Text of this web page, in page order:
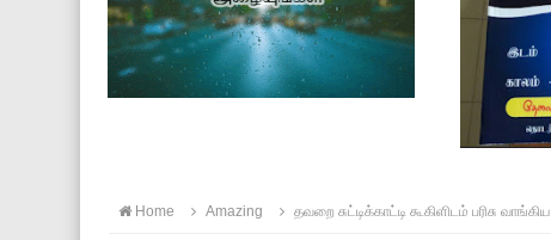
Home Amazing தவறை சுட்டிக்காட்டி கூகிளிடம் பரிசு